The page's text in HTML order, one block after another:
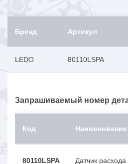
Бренд Артикул
LEDO 80110LSPA
Запрашиваемый номер
Код Наименование
80110LSPA Датчик расхода